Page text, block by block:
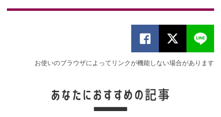
お使いのブラウザによってリンクが機能しない場合があります